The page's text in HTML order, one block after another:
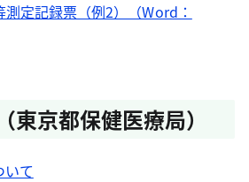
定記録票（例2）（Word：
東京都保健医療局）
いて